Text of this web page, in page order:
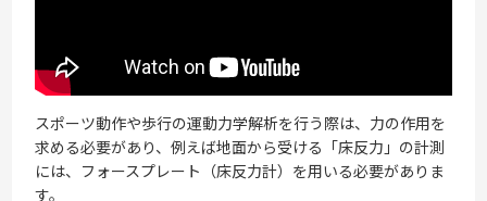
スポーツ動作や歩行の運動力学解析を行う際は、力の作用を
求める必要があり、例えば地面から受ける「床反力」の計測
には、フォースプレート（床反力計）を用いる必要がありま
す。